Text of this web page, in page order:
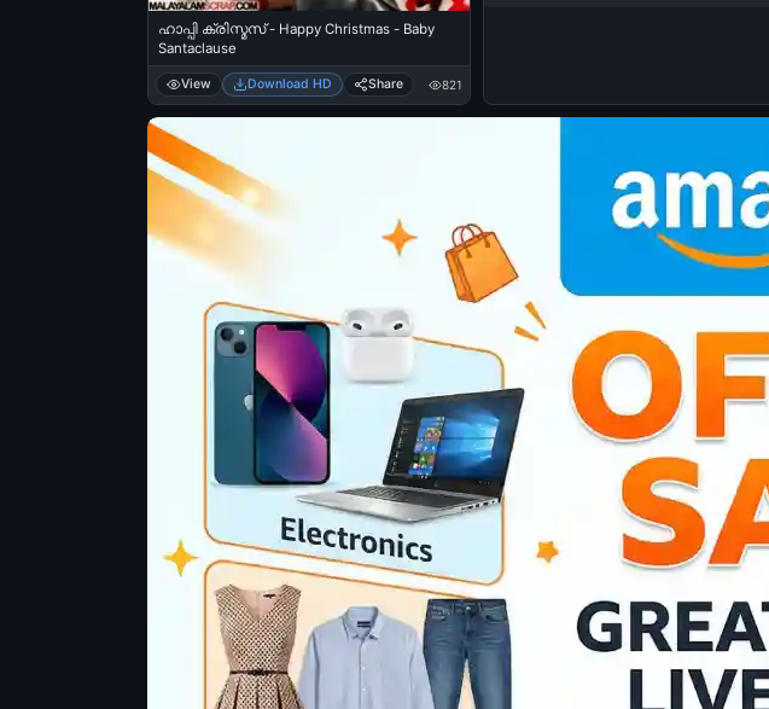
ഹാപ്പി ക്രിസ്മസ് - Happy Christmas - Baby
Santaclause
View Download HD Share 821